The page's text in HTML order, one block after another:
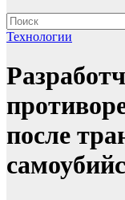
Технологии
после